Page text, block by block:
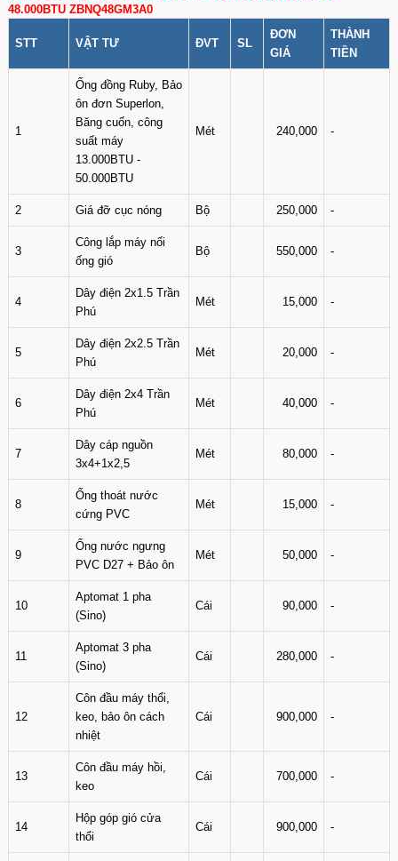
48.000BTU ZBNQ48GM3A0
STT VẬT TƯ ĐVT SL
ĐƠN
GIÁ
THÀNH
TIỀN
1
Ống đồng Ruby, Bảo
ôn đơn Superlon,
Băng cuốn, công
suất máy
13.000BTU -
50.000BTU
Mét 240,000 -
2 Giá đỡ cục nóng Bộ 250,000 -
3
Công lắp máy nối
ống gió
Bộ 550,000 -
4
Dây điện 2x1.5 Trần
Phú
Mét 15,000 -
5
Dây điện 2x2.5 Trần
Phú
Mét 20,000 -
6
Dây điện 2x4 Trần
Phú
Mét 40,000 -
7
Dây cáp nguồn
3x4+1x2,5
Mét 80,000 -
8
Ống thoát nước
cứng PVC
Mét 15,000 -
9
Ống nước ngưng
PVC D27 + Bảo ôn
Mét 50,000 -
10
Aptomat 1 pha
(Sino)
Cái 90,000 -
11
Aptomat 3 pha
(Sino)
Cái 280,000 -
12
Côn đầu máy thổi,
keo, bảo ôn cách
nhiệt
Cái 900,000 -
13
Côn đầu máy hồi,
keo
Cái 700,000 -
14
Hộp góp gió cửa
thổi
Cái 900,000 -